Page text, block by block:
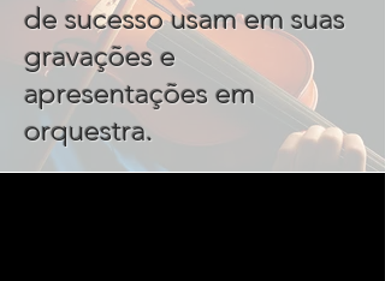
de sucesso usam em suas
gravações e
apresentações em
orquestra.